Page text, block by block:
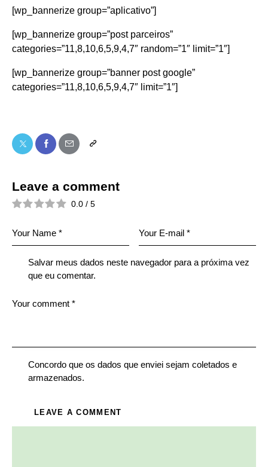
[wp_bannerize group=”aplicativo”]
[wp_bannerize group=”post parceiros”
categories=”11,8,10,6,5,9,4,7″ random=”1″ limit=”1″]
[wp_bannerize group=”banner post google”
categories=”11,8,10,6,5,9,4,7″ limit=”1″]
Leave a comment
0.0 / 5
Salvar meus dados neste navegador para a próxima vez
que eu comentar.
Concordo que os dados que enviei sejam coletados e
armazenados.